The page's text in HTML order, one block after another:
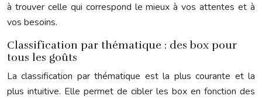
à trouver celle qui correspond le mieux à vos attentes et à
vos besoins.
Classification par thématique : des box pour
tous les goûts
La classification par thématique est la plus courante et la
plus intuitive. Elle permet de cibler les box en fonction des